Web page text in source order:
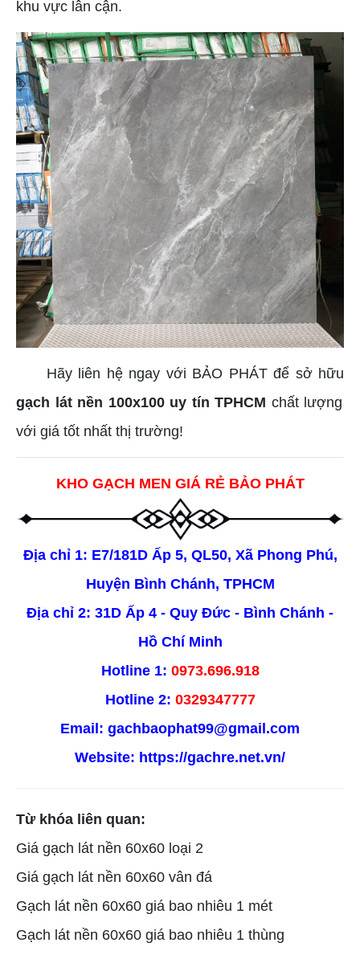
khu vực lân cận.
Hãy liên hệ ngay với BẢO PHÁT để sở hữu
gạch lát nền 100x100 uy tín TPHCM chất lượng
với giá tốt nhất thị trường!
KHO GẠCH MEN GIÁ RẺ BẢO PHÁT
Địa chỉ 1: E7/181D Ấp 5, QL50, Xã Phong Phú,
Huyện Bình Chánh, TPHCM
Địa chỉ 2: 31D Ấp 4 - Quy Đức - Bình Chánh -
Hồ Chí Minh
Hotline 1: 0973.696.918
Hotline 2: 0329347777
Email: gachbaophat99@gmail.com
Website: https://gachre.net.vn/
Từ khóa liên quan:
Giá gạch lát nền 60x60 loại 2
Giá gạch lát nền 60x60 vân đá
Gạch lát nền 60x60 giá bao nhiêu 1 mét
Gạch lát nền 60x60 giá bao nhiêu 1 thùng